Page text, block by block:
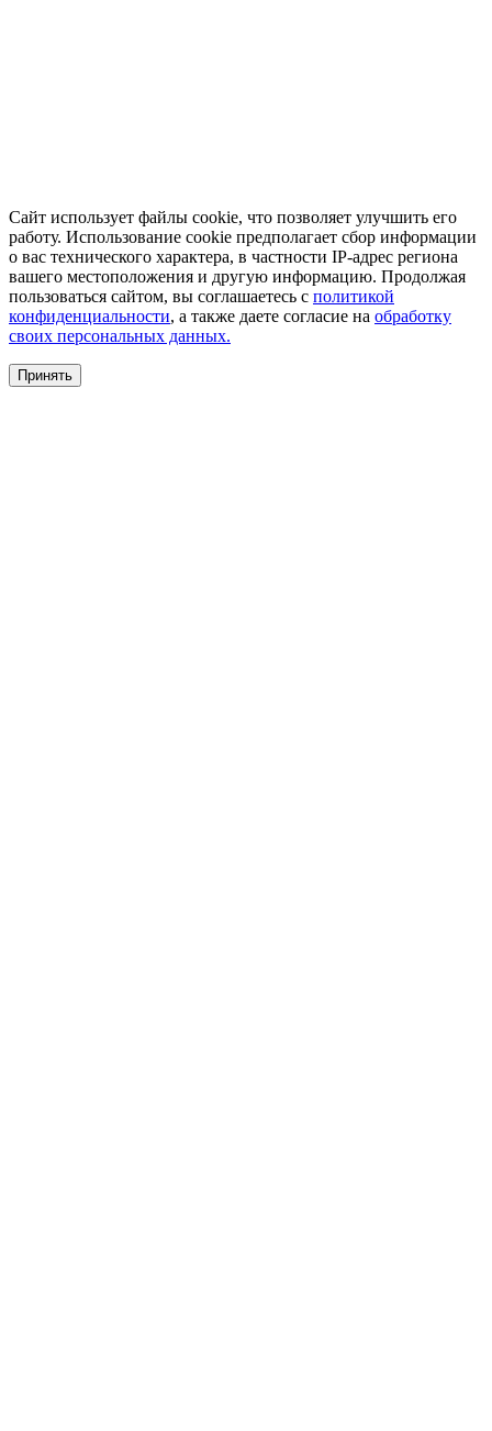
Сайт использует файлы cookie, что позволяет улучшить его
работу. Использование cookie предполагает сбор информации
о вас технического характера, в частности IP-адрес региона
вашего местоположения и другую информацию. Продолжая
пользоваться сайтом, вы соглашаетесь с политикой
конфиденциальности, а также даете согласие на обработку
своих персональных данных.
Принять